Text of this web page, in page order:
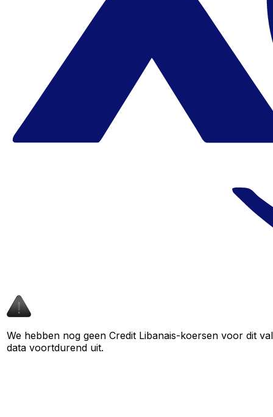
We hebben nog geen Credit Libanais-koersen voor dit
data voortdurend uit.